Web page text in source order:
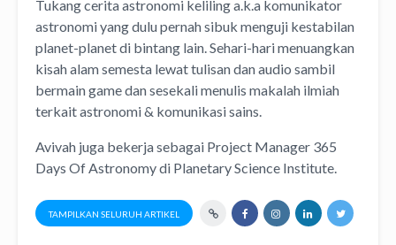
Tukang cerita astronomi kelilinga.k.a komunikator
astronomiyang dulu pernah sibuk menguji kestabilan
planet-planet di bintang lain. Sehari-hari menuangkan
kisah alam semesta lewattulisandanaudio sambil
bermain game dan sesekali menulis makalah ilmiah
terkait astronomi & komunikasi sains.
Avivah juga bekerja sebagai Project Manager 365
Days Of Astronomydi Planetary Science Institute.
TAMPILKAN SELURUH ARTIKEL